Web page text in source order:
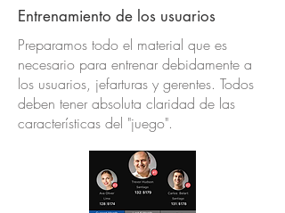
Entrenamiento de los usuarios
Preparamos todo el material que es
necesario para entrenar debidamente a
los usuarios, jefarturas y gerentes. Todos
deben tener absoluta claridad de las
características del "juego".